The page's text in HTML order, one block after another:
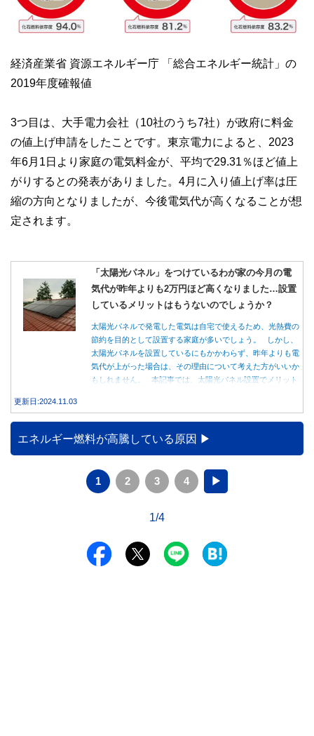
経済産業省 資源エネルギー庁 「総合エネルギー統計」の
2019年度確報値
3つ目は、大手電力会社（10社のうち7社）が政府に料金
の値上げ申請をしたことです。東京電力によると、2023
年6月1日より家庭の電気料金が、平均で29.31％ほど値上
がりするとの発表がありました。4月に入り値上げ率は圧
縮の方向となりましたが、今後電気代が高くなることが想
定されます。
「太陽光パネル」をつけているわが家の今月の電
気代が昨年よりも2万円ほど高くなりました…設置
しているメリットはもうないのでしょうか？
太陽光パネルで発電した電気は自宅で使えるため、光熱費の
節約を目的として設置する家庭が多いでしょう。 しかし、
太陽光パネルを設置しているにもかかわらず、昨年よりも電
気代が上がった場合は、その理由について考えた方がいいか
もしれません。 本記事では、太陽光パネル設置でメリット
更新日:2024.11.03
エネルギー燃料が高騰している原因
1 2 3 4 ▶
1/4